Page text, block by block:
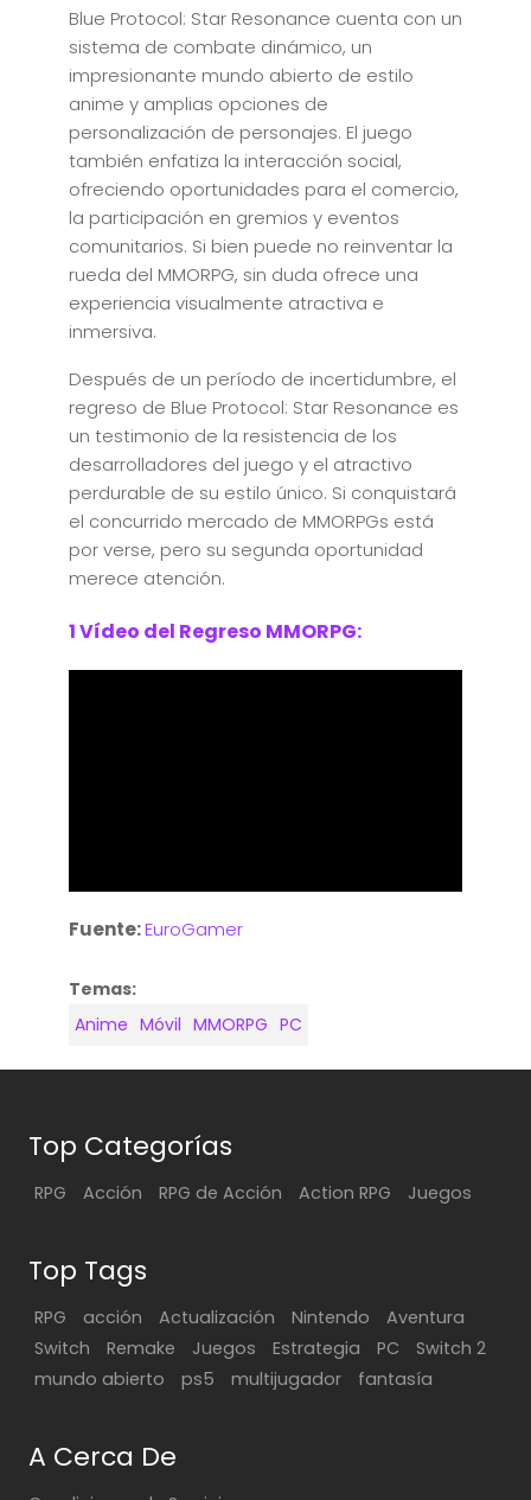
Blue Protocol: Star Resonance cuenta con un
sistema de combate dinámico, un
impresionante mundo abierto de estilo
anime y amplias opciones de
personalización de personajes. El juego
también enfatiza la interacción social,
ofreciendo oportunidades para el comercio,
la participación en gremios y eventos
comunitarios. Si bien puede no reinventar la
rueda del MMORPG, sin duda ofrece una
experiencia visualmente atractiva e
inmersiva.
Después de un período de incertidumbre, el
regreso de Blue Protocol: Star Resonance es
un testimonio de la resistencia de los
desarrolladores del juego y el atractivo
perdurable de su estilo único. Si conquistará
el concurrido mercado de MMORPGs está
por verse, pero su segunda oportunidad
merece atención.
1 Vídeo del Regreso MMORPG:
Fuente:EuroGamer
Temas:
Anime Móvil MMORPG PC
Top Categorías
RPG Acción RPG de Acción Action RPG Juegos
Top Tags
RPG acción Actualización Nintendo
Aventura
Switch
Remake Juegos Estrategia PC
Switch 2
mundo abierto
ps5 multijugador fantasía
A Cerca De